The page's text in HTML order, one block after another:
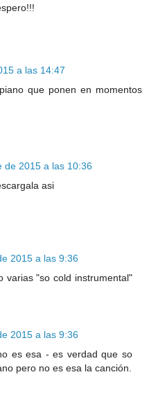
a las 14:47
que ponen en momentos
de 2015 a las 10:36
asi
2015 a las 9:36
varias "so cold instrumental"
2015 a las 9:36
es esa - es verdad que so
pero no es esa la canción.